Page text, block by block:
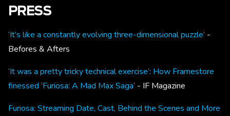
PRESS
‘It’s like a constantly evolving three-dimensional puzzle’ -
Befores & Afters
‘It was a pretty tricky technical exercise’: How Framestore
finessed ‘Furiosa: A Mad Max Saga’ - IF Magazine
Furiosa: Streaming Date, Cast, Behind the Scenes and More